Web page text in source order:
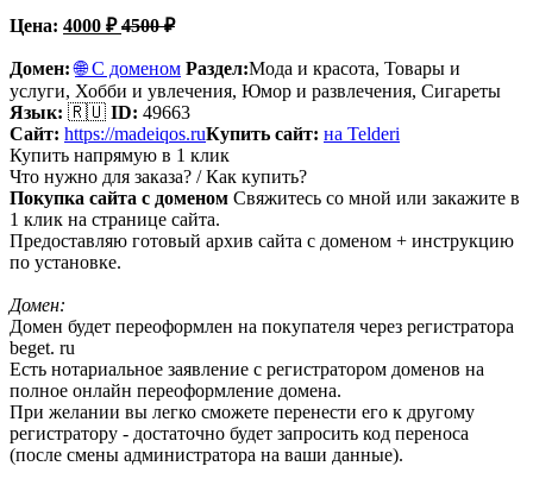
Цена: 4000 ₽ 4500₽
Домен: 🌐 С доменом Раздел:Мода и красота, Товары и
услуги, Хобби и увлечения, Юмор и развлечения, Сигареты
Язык: 🇷🇺 ID: 49663
Сайт: https://madeiqos.ruКупить сайт: на Telderi
Купить напрямую в 1 клик
Что нужно для заказа? / Как купить?
Покупка сайта с доменом Свяжитесь со мной или закажите в
1 клик на странице сайта.
Предоставляю готовый архив сайта с доменом + инструкцию
по установке.
Домен:
Домен будет переоформлен на покупателя через регистратора
beget. ru
Есть нотариальное заявление с регистратором доменов на
полное онлайн переоформление домена.
При желании вы легко сможете перенести его к другому
регистратору - достаточно будет запросить код переноса
(после смены администратора на ваши данные).